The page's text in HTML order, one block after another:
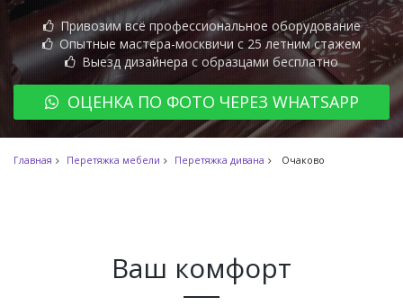
Привозим всё профессиональное оборудование
Опытные мастера-москвичи с 25 летним стажем
Выезд дизайнера с образцами бесплатно
ОЦЕНКА ПО ФОТО ЧЕРЕЗ WHATSAPP
Главная Перетяжка мебели Перетяжка дивана Очаково
Ваш комфорт